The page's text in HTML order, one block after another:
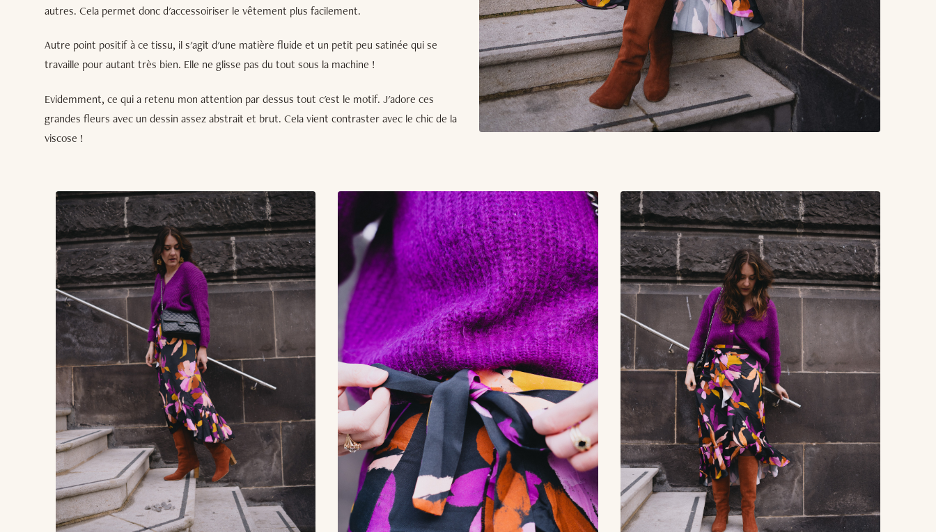
autres. Cela permet donc d'accessoiriser le vêtement plus facilement.
Autre point positif à ce tissu, il s'agit d'une matière fluide et un petit peu satinée qui se
travaille pour autant très bien. Elle ne glisse pas du tout sous la machine !
Evidemment, ce qui a retenu mon attention par dessus tout c'est le motif. J'adore ces
grandes fleurs avec un dessin assez abstrait et brut. Cela vient contraster avec le chic de la
viscose !